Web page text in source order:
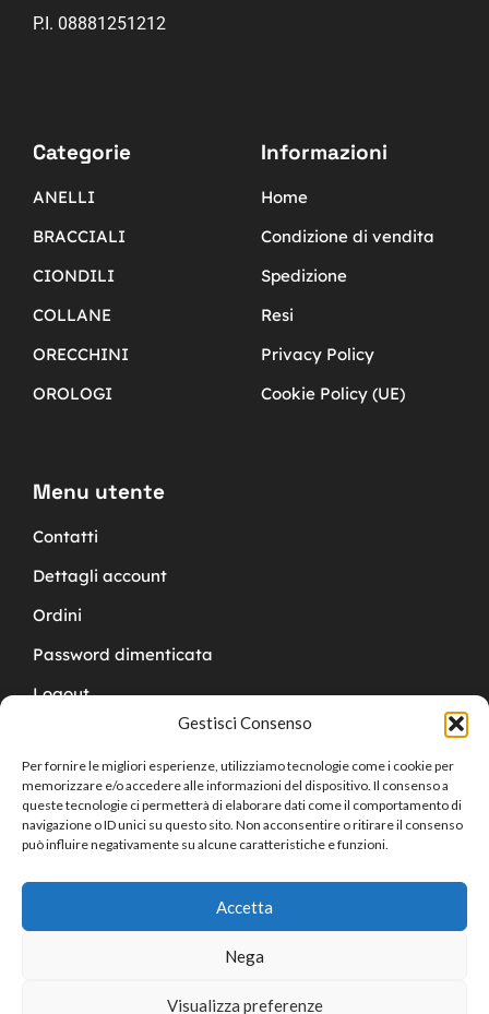
Gestisci Consenso
Per fornire le migliori esperienze, utilizziamo tecnologie come i cookie per
memorizzare e/o accedere alle informazioni del dispositivo. Il consenso a
queste tecnologie ci permetterà di elaborare dati come il comportamento di
navigazione o ID unici su questo sito. Non acconsentire o ritirare il consenso
può influire negativamente su alcune caratteristiche e funzioni.
Accetta
Nega
Visualizza preferenze
P.I. 08881251212
Categorie
ANELLI
BRACCIALI
CIONDILI
COLLANE
ORECCHINI
OROLOGI
Informazioni
Home
Condizione di vendita
Spedizione
Resi
Privacy Policy
Cookie Policy (UE)
Menu utente
Contatti
Dettagli account
Ordini
Password dimenticata
Logout
Copyright © 2024 Cucchy Gioielleria